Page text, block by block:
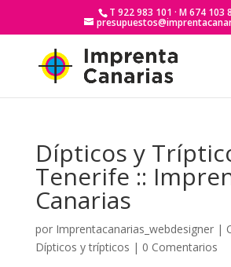
T 922 983 101 · M 674 103
Dípticos y
Tenerife ::
Canarias
por Imprentacanarias_webdesigner|
Dípticos y trípticos | 0 Comentarios